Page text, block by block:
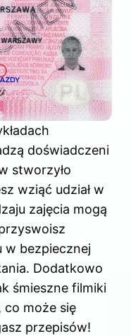
doświadczeni
stworzyło
wziąć udział w
zajęcia mogą
w bezpiecznej
Dodatkowo
śmieszne filmiki
może się
przepisów!